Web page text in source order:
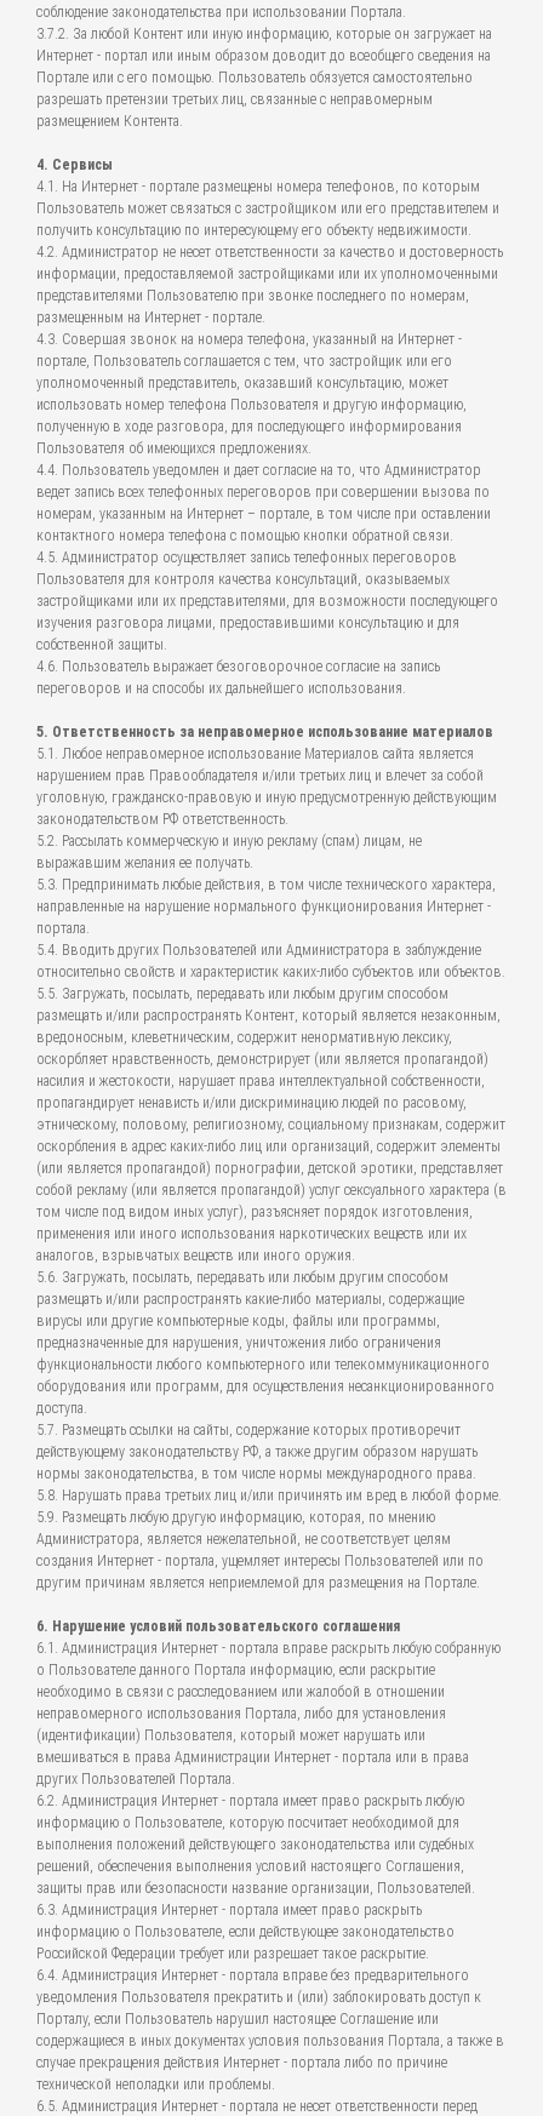
соблюдение законодательства при использовании Портала.
3.7.2. За любой Контент или иную информацию, которые он загружает на
Интернет - портал или иным образом доводит до всеобщего сведения на
Портале или с его помощью. Пользователь обязуется самостоятельно
разрешать претензии третьих лиц, связанные с неправомерным
размещением Контента.
4. Сервисы
4.1. На Интернет - портале размещены номера телефонов, по которым
Пользователь может связаться с застройщиком или его представителем и
получить консультацию по интересующему его объекту недвижимости.
4.2. Администратор не несет ответственности за качество и достоверность
информации, предоставляемой застройщиками или их уполномоченными
представителями Пользователю при звонке последнего по номерам,
размещенным на Интернет - портале.
4.3. Совершая звонок на номера телефона, указанный на Интернет -
портале, Пользователь соглашается с тем, что застройщик или его
уполномоченный представитель, оказавший консультацию, может
использовать номер телефона Пользователя и другую информацию,
полученную в ходе разговора, для последующего информирования
Пользователя об имеющихся предложениях.
4.4. Пользователь уведомлен и дает согласие на то, что Администратор
ведет запись всех телефонных переговоров при совершении вызова по
номерам, указанным на Интернет – портале, в том числе при оставлении
контактного номера телефона с помощью кнопки обратной связи.
4.5. Администратор осуществляет запись телефонных переговоров
Пользователя для контроля качества консультаций, оказываемых
застройщиками или их представителями, для возможности последующего
изучения разговора лицами, предоставившими консультацию и для
собственной защиты.
4.6. Пользователь выражает безоговорочное согласие на запись
переговоров и на способы их дальнейшего использования.
5. Ответственность за неправомерное использование материалов
5.1. Любое неправомерное использование Материалов сайта является
нарушением прав Правообладателя и/или третьих лиц и влечет за собой
уголовную, гражданско-правовую и иную предусмотренную действующим
законодательством РФ ответственность.
5.2. Рассылать коммерческую и иную рекламу (спам) лицам, не
выражавшим желания ее получать.
5.3. Предпринимать любые действия, в том числе технического характера,
направленные на нарушение нормального функционирования Интернет -
портала.
5.4. Вводить других Пользователей или Администратора в заблуждение
относительно свойств и характеристик каких-либо субъектов или объектов.
5.5. Загружать, посылать, передавать или любым другим способом
размещать и/или распространять Контент, который является незаконным,
вредоносным, клеветническим, содержит ненормативную лексику,
оскорбляет нравственность, демонстрирует (или является пропагандой)
насилия и жестокости, нарушает права интеллектуальной собственности,
пропагандирует ненависть и/или дискриминацию людей по расовому,
этническому, половому, религиозному, социальному признакам, содержит
оскорбления в адрес каких-либо лиц или организаций, содержит элементы
(или является пропагандой) порнографии, детской эротики, представляет
собой рекламу (или является пропагандой) услуг сексуального характера (в
том числе под видом иных услуг), разъясняет порядок изготовления,
применения или иного использования наркотических веществ или их
аналогов, взрывчатых веществ или иного оружия.
5.6. Загружать, посылать, передавать или любым другим способом
размещать и/или распространять какие-либо материалы, содержащие
вирусы или другие компьютерные коды, файлы или программы,
предназначенные для нарушения, уничтожения либо ограничения
функциональности любого компьютерного или телекоммуникационного
оборудования или программ, для осуществления несанкционированного
доступа.
5.7. Размещать ссылки на сайты, содержание которых противоречит
действующему законодательству РФ, а также другим образом нарушать
нормы законодательства, в том числе нормы международного права.
5.8. Нарушать права третьих лиц и/или причинять им вред в любой форме.
5.9. Размещать любую другую информацию, которая, по мнению
Администратора, является нежелательной, не соответствует целям
создания Интернет - портала, ущемляет интересы Пользователей или по
другим причинам является неприемлемой для размещения на Портале.
6. Нарушение условий пользовательского соглашения
6.1. Администрация Интернет - портала вправе раскрыть любую собранную
о Пользователе данного Портала информацию, если раскрытие
необходимо в связи с расследованием или жалобой в отношении
неправомерного использования Портала, либо для установления
(идентификации) Пользователя, который может нарушать или
вмешиваться в права Администрации Интернет - портала или в права
других Пользователей Портала.
6.2. Администрация Интернет - портала имеет право раскрыть любую
информацию о Пользователе, которую посчитает необходимой для
выполнения положений действующего законодательства или судебных
решений, обеспечения выполнения условий настоящего Соглашения,
защиты прав или безопасности название организации, Пользователей.
6.3. Администрация Интернет - портала имеет право раскрыть
информацию о Пользователе, если действующее законодательство
Российской Федерации требует или разрешает такое раскрытие.
6.4. Администрация Интернет - портала вправе без предварительного
уведомления Пользователя прекратить и (или) заблокировать доступ к
Порталу, если Пользователь нарушил настоящее Соглашение или
содержащиеся в иных документах условия пользования Портала, а также в
случае прекращения действия Интернет - портала либо по причине
технической неполадки или проблемы.
6.5. Администрация Интернет - портала не несет ответственности перед